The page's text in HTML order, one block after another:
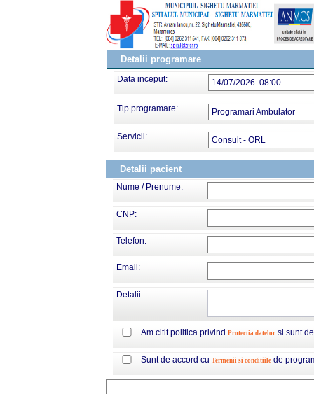
Detalii programare
Data inceput: 14/07/2026 08:00
Tip programare: Programari Ambulator
Servicii: Consult - ORL
Detalii pacient
Nume / Prenume:
CNP:
Telefon:
Email:
Detalii:
Am citit politica privind Protectia datelor si sunt
Sunt de accord cu Termenii si conditiile de